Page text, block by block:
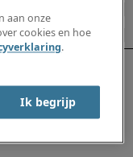
aan onze
cookies en hoe
.
Ik begrijp